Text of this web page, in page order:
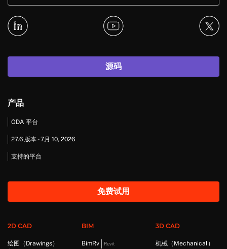
源码
产品
ODA 平台
27.6 版本 - 7月 10, 2026
支持的平台
免费试用
2D CAD
绘图（Drawings）
BIM
BimRv Revit
3D CAD
机械（Mechanical）